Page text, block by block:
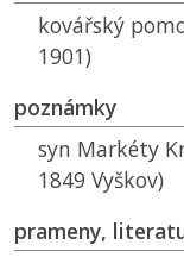
kovářský
1901)
poznámky
syn Markéty
1849 Vyškov)
prameny,